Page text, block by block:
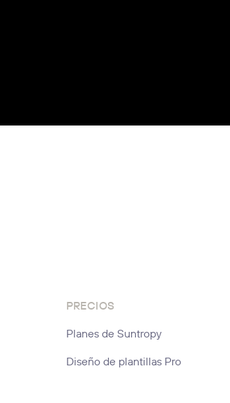
PRECIOS
Planes de Suntropy
Diseño de plantillas Pro